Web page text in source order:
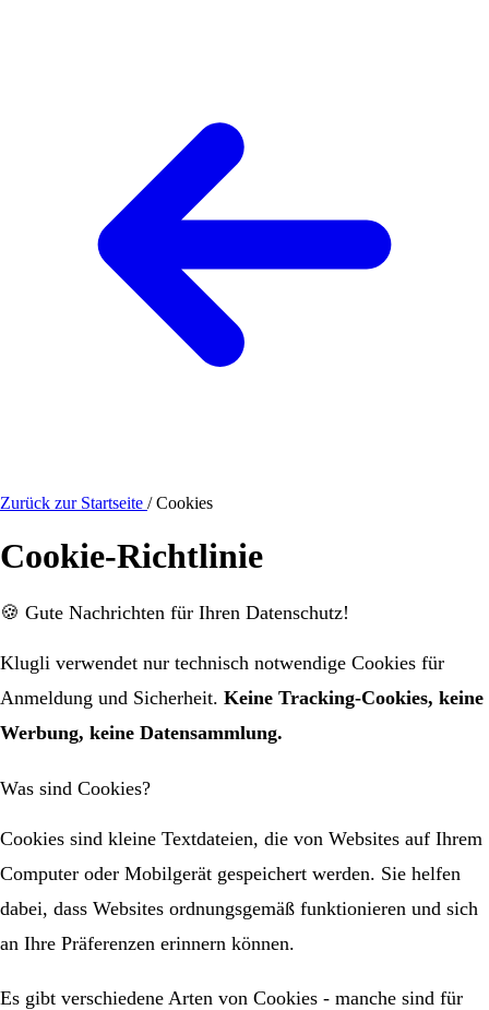
Zurück zur Startseite / Cookies
Cookie-Richtlinie
🍪 Gute Nachrichten für Ihren Datenschutz!
Klugli verwendet nur technisch notwendige Cookies für
Anmeldung und Sicherheit. Keine Tracking-Cookies, keine
Werbung, keine Datensammlung.
Was sind Cookies?
Cookies sind kleine Textdateien, die von Websites auf Ihrem
Computer oder Mobilgerät gespeichert werden. Sie helfen
dabei, dass Websites ordnungsgemäß funktionieren und sich
an Ihre Präferenzen erinnern können.
Es gibt verschiedene Arten von Cookies - manche sind für